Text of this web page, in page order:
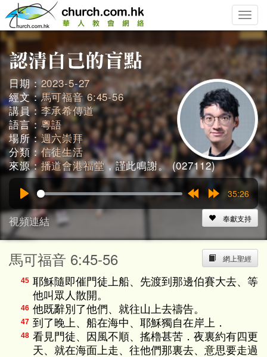
Toggle
日期：2023-5-27
經文：馬可福音 6:45-56
講員： 李承希傳道
語言：粵語
場所：週六崇拜
分類：信徒生活
來源：播道會港福堂，謹此鳴謝。 (027112)
15s
35:26
視頻連結 奉獻支持
網上聖經
馬可福音 6:45-56
45 耶穌隨即催門徒上船、先渡到那邊伯賽大去、等
他叫眾人散開。
46 他既辭別了他們、就往山上去禱告。
47 到了晚上、船在海中、耶穌獨自在岸上．
48 看見門徒、因風不順、搖櫓甚苦．夜裏約有四更
天、就在海面上走、往他們那裏去、意思要走過